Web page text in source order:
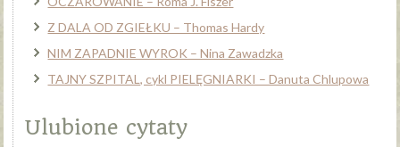
Z DALA OD ZGIEŁKU – Thomas Hardy
NIM ZAPADNIE WYROK – Nina Zawadzka
TAJNY SZPITAL, cykl PIELĘGNIARKI – Danuta Chlupowa
Ulubione cytaty